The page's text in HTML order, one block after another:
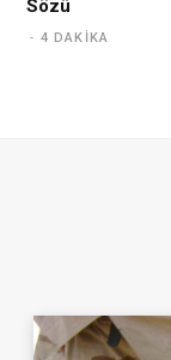
Sözü
4 DAKIKA